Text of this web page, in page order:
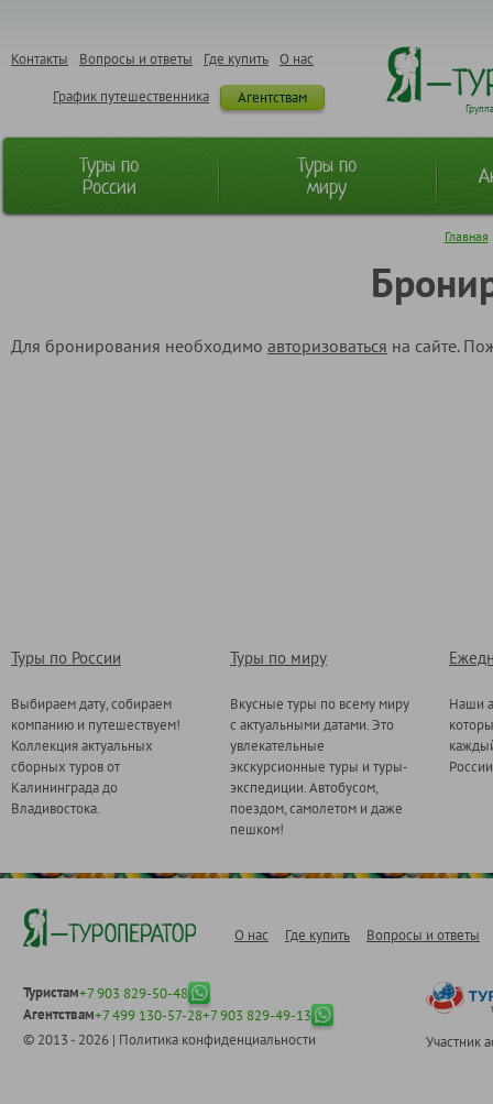
О нас
Где купить
Вопросы и ответы
Контакты
Агентствам
График путешественника
Туры по
России
Туры по
миру
Главная
Для бронирования необходимо авторизоваться на сайте.
Туры по России
Выбираем дату, собираем
компанию и путешествуем!
Коллекция актуальных
сборных туров от
Калининграда до
Владивостока.
Туры по миру
Вкусные туры по всему миру
с актуальными датами. Это
увлекательные
экскурсионные туры и туры-
экспедиции. Автобусом,
поездом, самолетом и даже
пешком!
Наши
О нас Где купить Вопросы и ответы
Туристам+7 903 829-50-48
Агентствам+7 499 130-57-28+7 903 829-49-13
© 2013 - 2026 | Политика конфиденциальности Участник